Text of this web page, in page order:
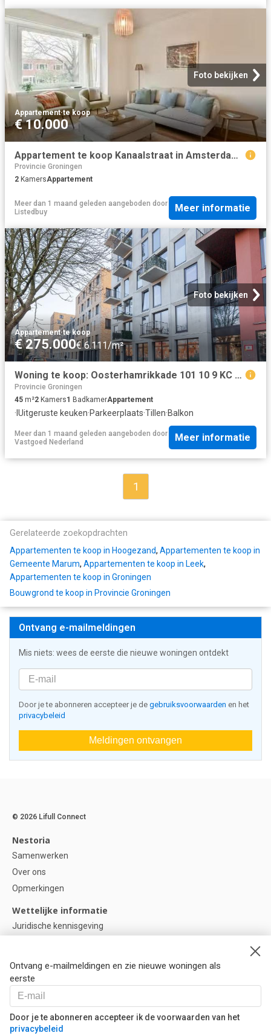
Foto bekijken
Appartement·te koop
€ 10.000
Appartement te koop Kanaalstraat in Amsterdam voor € 475.000
Provincie Groningen
2 KamersAppartement
Meer dan 1 maand geleden aangeboden door
Listedbuy
Meer informatie
Foto bekijken
Appartement·te koop
€ 275.000€ 6.111/m²
Woning te koop: Oosterhamrikkade 101 10 9 KC Groningen Vastgoed Nederland
Provincie Groningen
45 m²2 Kamers1 BadkamerAppartement
· IUitgeruste keuken·Parkeerplaats·Tillen·Balkon
Meer dan 1 maand geleden aangeboden door
Vastgoed Nederland
Meer informatie
1
Gerelateerde zoekopdrachten
Appartementen te koop in Hoogezand, Appartementen te koop in
Gemeente Marum, Appartementen te koop in Leek,
Appartementen te koop in Groningen
Bouwgrond te koop in Provincie Groningen
Ontvang e-mailmeldingen
Mis niets: wees de eerste die nieuwe woningen ontdekt
Door je te abonneren accepteer je de gebruiksvoorwaarden en het
privacybeleid
Meldingen ontvangen
Ontvang e-mailmeldingen en zie nieuwe woningen als
eerste
Door je te abonneren accepteer ik de voorwaarden van het
privacybeleid
© 2026 Lifull Connect
Nestoria
Samenwerken
Over ons
Opmerkingen
Wettelijke informatie
Juridische kennisgeving
Cookie instellingen
Help
Vragen
Onze partners